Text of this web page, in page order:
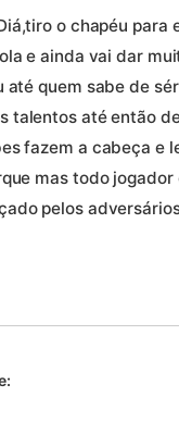
o chapéu para
e ainda vai dar
até quem sabe de
talentos até então
fazem a cabeça e
mas todo jogador
pelos